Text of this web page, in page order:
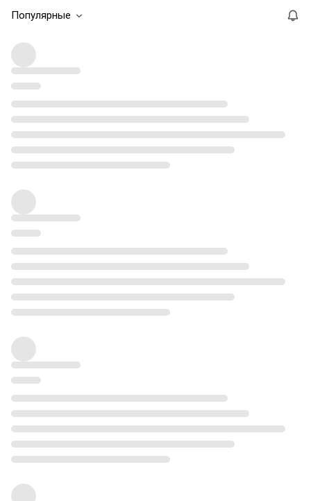
Популярные